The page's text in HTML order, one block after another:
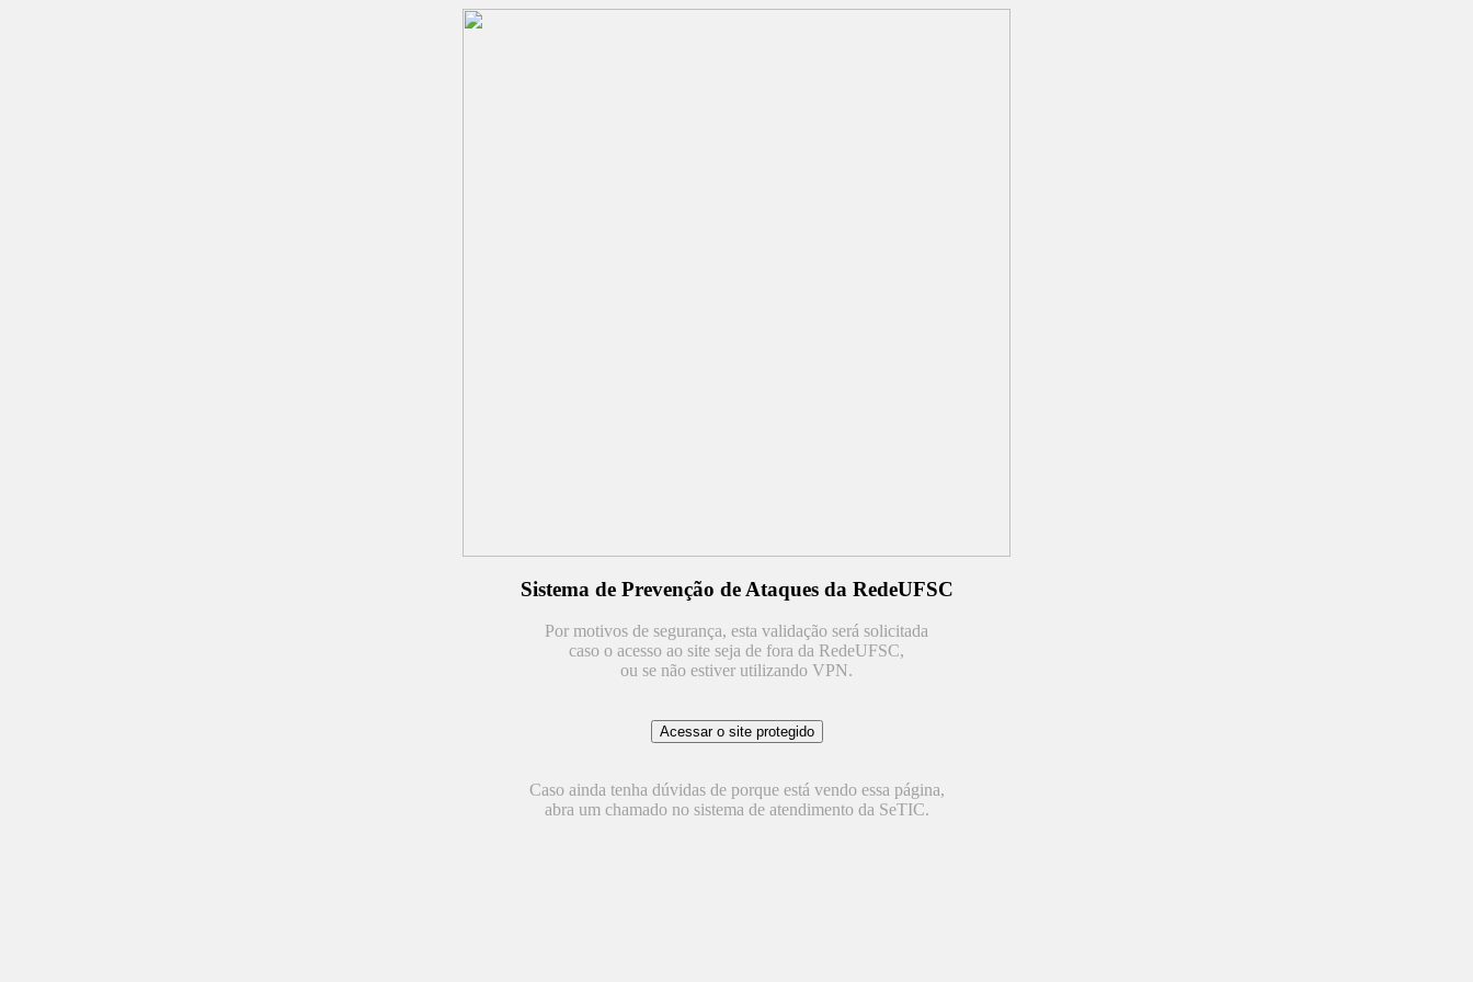
Sistema de Prevenção de Ataques da RedeUFSC
Por motivos de segurança, esta validação será solicitada
caso o acesso ao site seja de fora da RedeUFSC,
ou se não estiver utilizando VPN.
Caso ainda tenha dúvidas de porque está vendo essa página,
abra um chamado no sistema de atendimento da SeTIC.